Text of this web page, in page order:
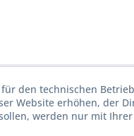
den technischen
Website erhöhen, der
werden nur mit